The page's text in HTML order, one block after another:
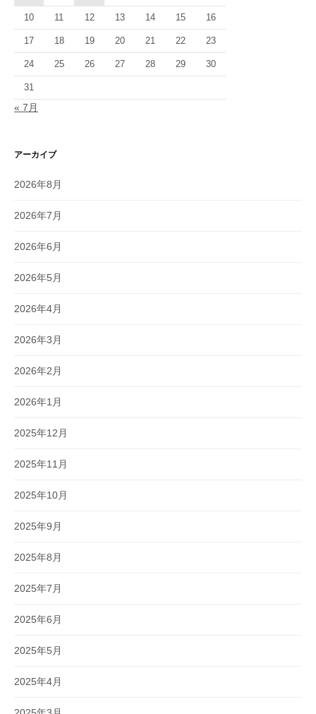
10 11 12 13 14 15 16
17 18 19 20 21 22 23
24 25 26 27 28 29 30
31
« 7月
アーカイブ
2026年8月
2026年7月
2026年6月
2026年5月
2026年4月
2026年3月
2026年2月
2026年1月
2025年12月
2025年11月
2025年10月
2025年9月
2025年8月
2025年7月
2025年6月
2025年5月
2025年4月